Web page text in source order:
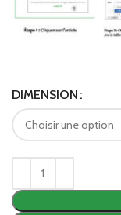
DIMENSION